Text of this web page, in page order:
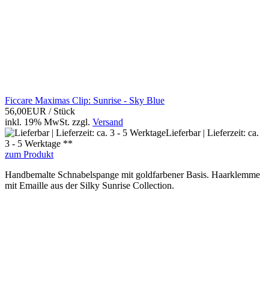
Ficcare Maximas Clip: Sunrise - Sky Blue
56,00EUR / Stück
inkl. 19% MwSt. zzgl. Versand
Lieferbar | Lieferzeit: ca.
3 - 5 Werktage **
zum Produkt
Handbemalte Schnabelspange mit goldfarbener Basis. Haarklemme
mit Emaille aus der Silky Sunrise Collection.